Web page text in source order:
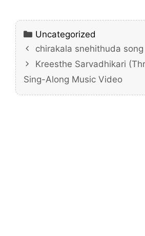
Categories
Uncategorized
chirakala snehithuda song
Kreesthe Sarvadhikari
Sing-Along Music Video